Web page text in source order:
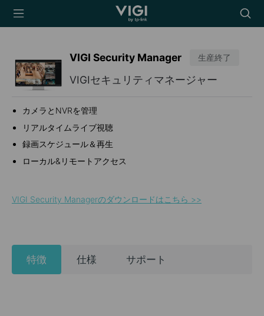
TP-Link, Reliably
icon
VIGI Security Manager 生産終了
VIGIセキュリティマネージャー
カメラとNVRを管理
リアルタイムライブ視聴
録画スケジュール＆再生
ローカル&リモートアクセス
VIGI Security Managerのダウンロードはこちら >>
特徴 仕様 サポート